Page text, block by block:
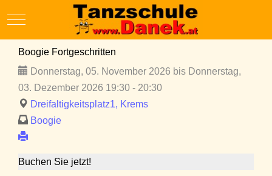
Mobile Menu Toggle
Boogie Fortgeschritten
Donnerstag, 05. November 2026 bis Donnerstag,
03. Dezember 2026 19:30 - 20:30
Dreifaltigkeitsplatz1, Krems
Boogie
Buchen Sie jetzt!